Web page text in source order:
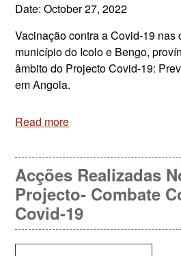
Date: October 27, 2022
Vacinação contra a Covid-19 nas
município do Icolo e Bengo,
âmbito do Projecto Covid-19:
em Angola.
Read more
Acções Realizadas
Projecto- Combate
Covid-19